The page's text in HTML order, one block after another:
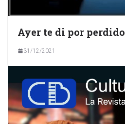
Ayer te di por perdido
31/12/2021